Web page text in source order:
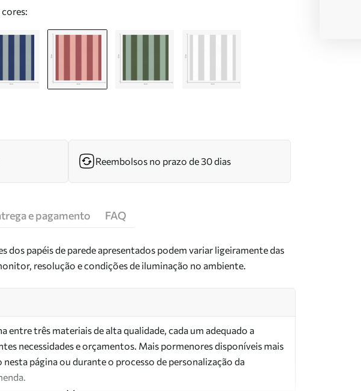
Reembolsos no prazo de 30 dias
e pagamento FAQ
dos papéis de parede apresentados podem variar ligeiramente das
resolução e condições de iluminação no ambiente.
entre três materiais de alta qualidade, cada um adequado a
necessidades e orçamentos. Mais pormenores disponíveis mais
nesta página ou durante o processo de personalização da